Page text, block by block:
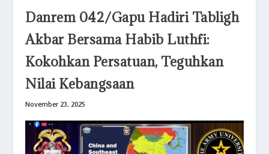
Danrem 042/Gapu Hadiri Tabligh
Akbar Bersama Habib Luthfi:
Kokohkan Persatuan, Teguhkan
Nilai Kebangsaan
November 23, 2025